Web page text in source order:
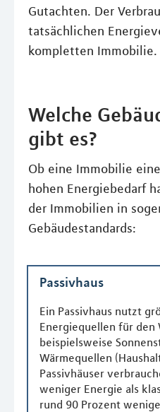
Gutachten. Der
tatsächlichen
kompletten Immobilie.
Welche
gibt es?
Ob eine Immobilie
hohen Energiebedarf
der Immobilien in
Gebäudestandards:
Passivhaus
Ein Passivhaus nutzt
Energiequellen für den
beispielsweise
Wärmequellen
Passivhäuser
weniger Energie als
rund 90 Prozent